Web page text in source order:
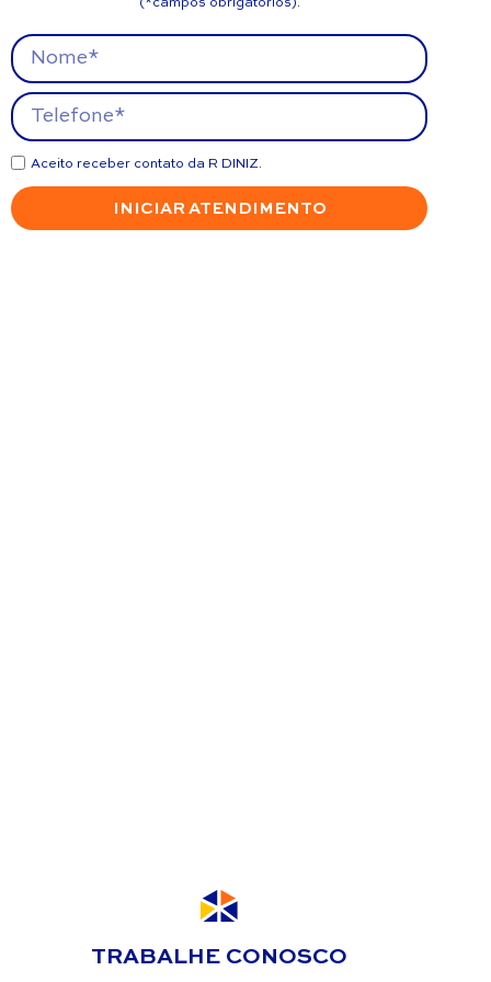
(*campos obrigatórios).
Aceito receber contato da R DINIZ.
INICIAR ATENDIMENTO
TRABALHE CONOSCO